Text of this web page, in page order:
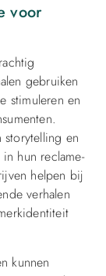
voor
gebruiken
stimuleren en
storytelling en
hun reclame-
helpen bij
verhalen
kunnen